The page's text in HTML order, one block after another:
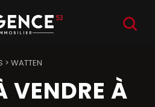
> WATTEN
VENDRE À